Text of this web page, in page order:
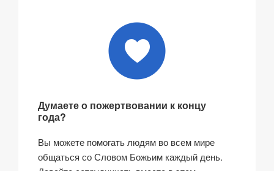
Думаете о пожертвовании к концу
года?
Вы можете помогать людям во всем мире
общаться со Словом Божьим каждый день.